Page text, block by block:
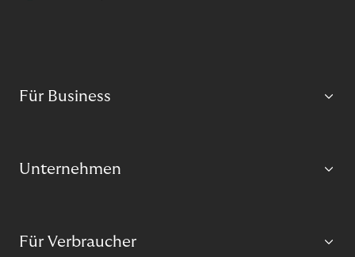
Für Business
Unternehmen
Für Verbraucher